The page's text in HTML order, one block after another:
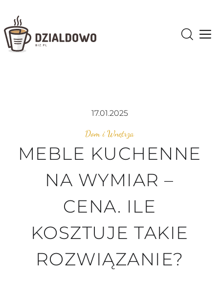
17.01.2025
Dom i Wnętrza
MEBLE KUCHENNE
NA WYMIAR –
CENA. ILE
KOSZTUJE TAKIE
ROZWIĄZANIE?